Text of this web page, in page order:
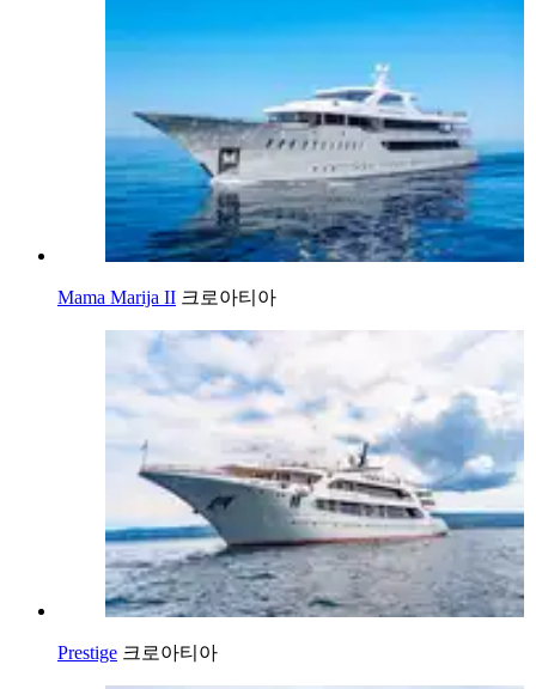
Mama Marija II 크로아티아
Prestige 크로아티아